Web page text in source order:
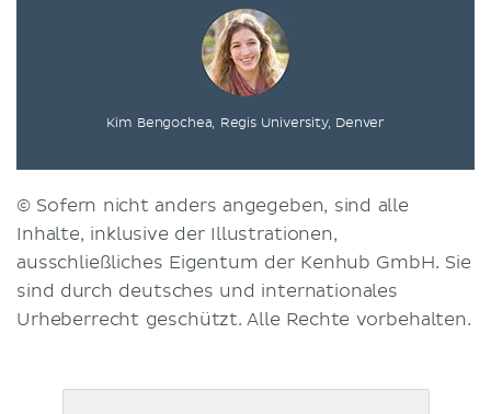
Kim Bengochea, Regis University, Denver
© Sofern nicht anders angegeben, sind alle
Inhalte, inklusive der Illustrationen,
ausschließliches Eigentum der Kenhub GmbH. Sie
sind durch deutsches und internationales
Urheberrecht geschützt. Alle Rechte vorbehalten.